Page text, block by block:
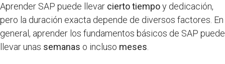
Aprender SAP puede llevar cierto tiempoy dedicación,
pero la duración exacta depende de diversos factores. En
general, aprender los fundamentos básicos de SAP puede
llevar unas semanas o incluso meses